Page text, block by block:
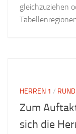
gleichzuziehen
HERREN 1 /
Zum
sich die